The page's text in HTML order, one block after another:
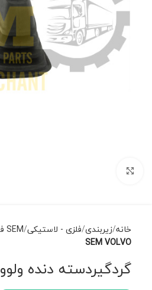
خانه زیربندی فلزی - لاستیکی SEM فلزی - لاستیکی
SEM VOLVO
گردگیردسته دنده ولوو